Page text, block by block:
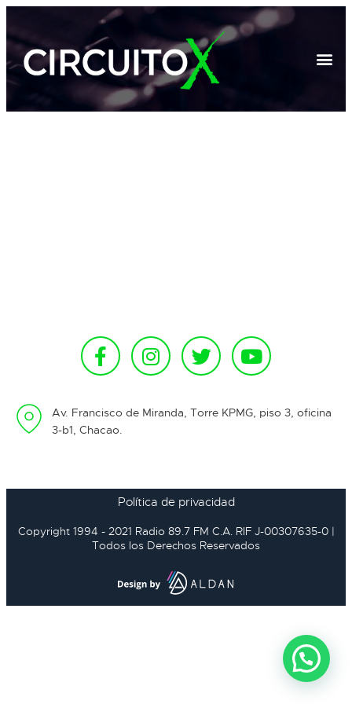
Av. Francisco de Miranda, Torre KPMG, piso 3, oficina
3-b1, Chacao.
Política de privacidad
Copyright 1994 - 2021 Radio 89.7 FM C.A. RIF J-00307635-0 |
Todos los Derechos Reservados